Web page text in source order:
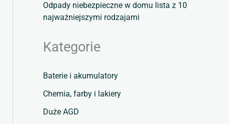
Odpady niebezpieczne w domu lista z 10
najważniejszymi rodzajami
Kategorie
Baterie i akumulatory
Chemia, farby i lakiery
Duże AGD